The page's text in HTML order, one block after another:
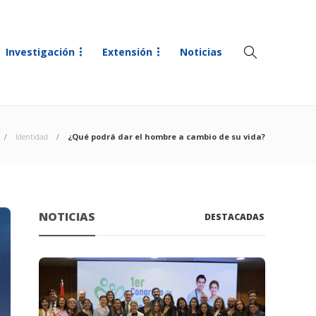
Investigación Extensión Noticias
Identidad ¿Qué podrá dar el hombre a cambio de su vida?
NOTICIAS DESTACADAS